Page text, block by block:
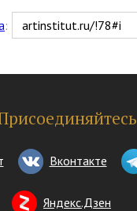
:
Вконтакте
Яндекс.Дзен